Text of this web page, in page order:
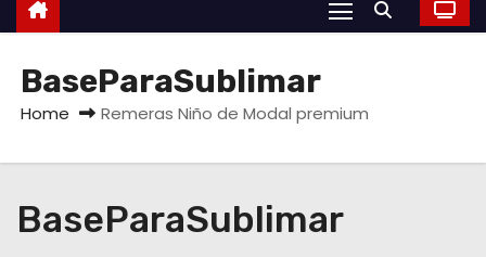
BaseParaSublimar
Home Remeras Niño de Modal premium
BaseParaSublimar